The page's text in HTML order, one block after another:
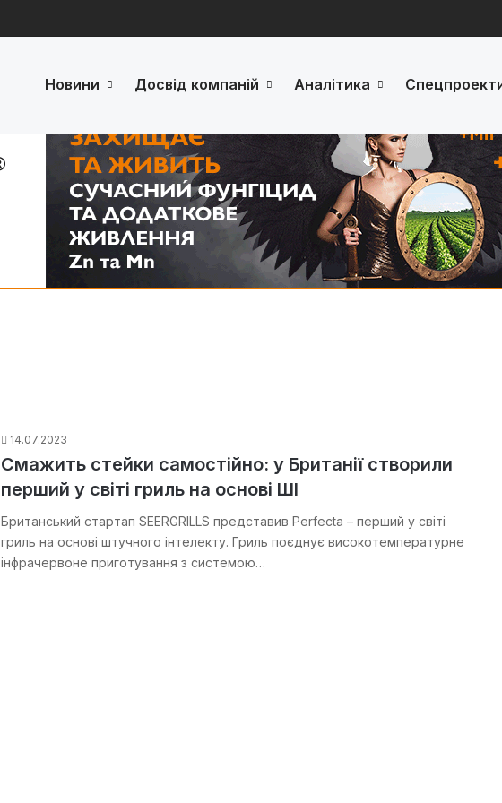
Новини Досвід компаній Аналітика
14.07.2023
Смажить стейки самостійно: у Британії створили
перший у світі гриль на основі ШІ
Британський стартап SEERGRILLS представив Perfecta – перший у світі
гриль на основі штучного інтелекту. Гриль поєднує високотемпературне
інфрачервоне приготування з системою…